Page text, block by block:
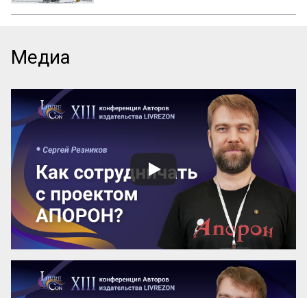
добродетель бургомистра. Правдивость
и честность просты и благородны, шутка
и угодливая лесть тонки и красивы.
Учтивость украшение добродетели.
Бескорыстное служебное рвение
благородно, утонченность и вежливость
прекрасны. Возвышенные свойства
внушают уважение, прекрасные любовь.
Люди, чувство которых обращено
преимущественно на прекрасное, ищут
себе честных, вер...
Медиа